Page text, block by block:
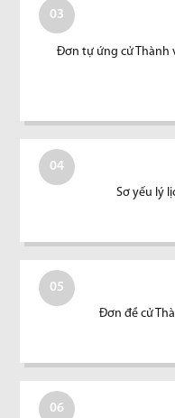
03
Đơn tự ứng cử Thành
04
Sơ yếu lý
05
Đơn đề cử
06